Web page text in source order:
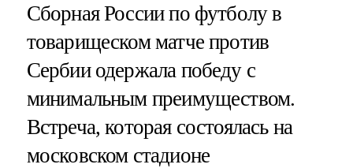
Сборная России по футболу в
товарищеском матче против
Сербии одержала победу с
минимальным преимуществом.
Встреча, которая состоялась на
московском стадионе